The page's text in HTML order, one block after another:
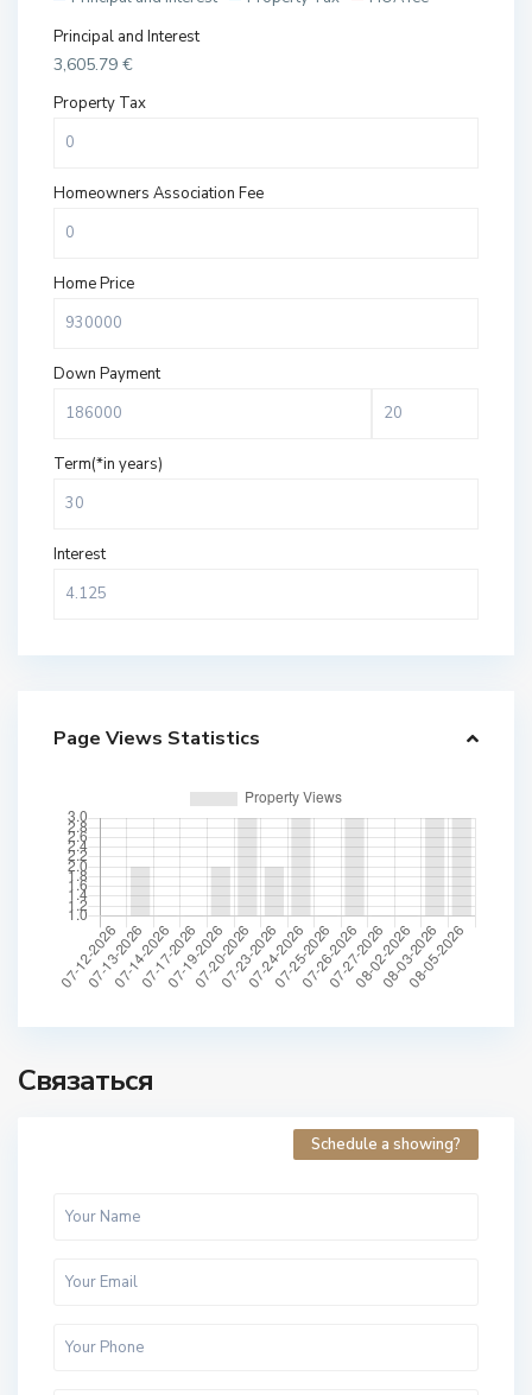
Principal and Interest
3,605.79 €
Property Tax
Homeowners Association Fee
Home Price
Down Payment
Term(*in years)
Interest
Page Views Statistics
Связаться
Schedule a showing?